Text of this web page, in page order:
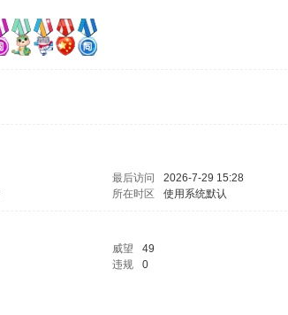
最后访问
2026-7-29 15:28
所在时区 使用系统默认
威望
49
违规
0